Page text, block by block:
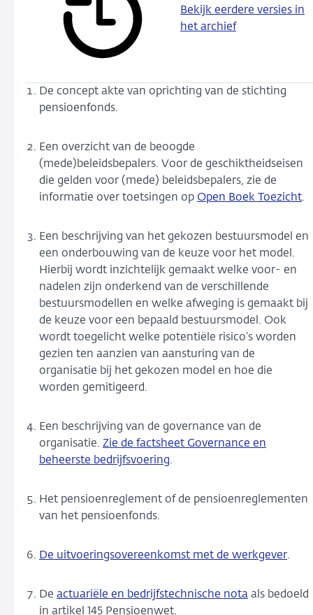
Bekijk eerdere versies in
het archief
De concept akte van oprichting van de stichting
pensioenfonds.
Een overzicht van de beoogde
(mede)beleidsbepalers. Voor de geschiktheidseisen
die gelden voor (mede) beleidsbepalers, zie de
informatie over toetsingen op Open Boek Toezicht.
Een beschrijving van het gekozen bestuursmodel en
een onderbouwing van de keuze voor het model.
Hierbij wordt inzichtelijk gemaakt welke voor- en
nadelen zijn onderkend van de verschillende
bestuursmodellen en welke afweging is gemaakt bij
de keuze voor een bepaald bestuursmodel. Ook
wordt toegelicht welke potentiële risico’s worden
gezien ten aanzien van aansturing van de
organisatie bij het gekozen model en hoe die
worden gemitigeerd.
Een beschrijving van de governance van de
organisatie. Zie de factsheet Governance en
beheerste bedrijfsvoering.
Het pensioenreglement of de pensioenreglementen
van het pensioenfonds.
De uitvoeringsovereenkomst met de werkgever.
De actuariële en bedrijfstechnische nota als bedoeld
in artikel 145 Pensioenwet.